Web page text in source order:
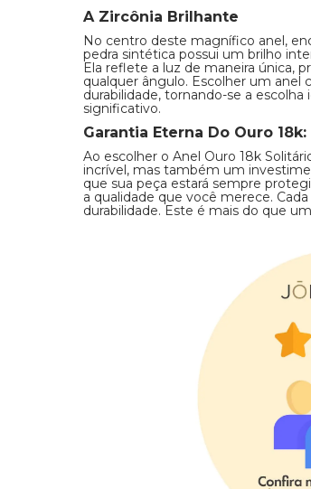
A Zircônia Brilhante
No centro deste magnífico anel,
pedra sintética possui um brilho
Ela reflete a luz de maneira única,
qualquer ângulo. Escolher um anel
durabilidade, tornando-se a
significativo.
Garantia Eterna Do Ouro
Ao escolher o Anel Ouro 18k
incrível, mas também um
que sua peça estará sempre
a qualidade que você merece.
durabilidade. Este é mais do que